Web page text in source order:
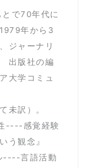
で70年代に
年から3
ジャーナリ
出版社の編
大学コミュ
未訳）。
----感覚経験
う観念』
----言語活動